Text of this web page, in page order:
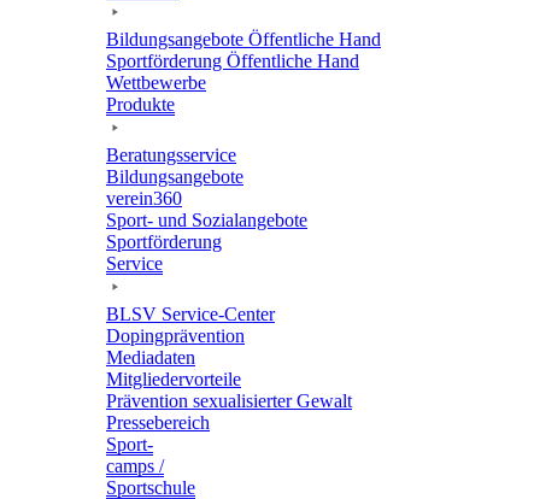
Bildungs­an­ge­bote Öffent­li­che Hand
Sport­för­de­rung Öffent­li­che Hand
Wett­be­werbe
Produkte
Bera­tungs­ser­vice
Bildungs­an­ge­bote
verein360
Sport- und Sozialangebote
Sport­för­de­rung
Service
BLSV Service-Center
Doping­prä­ven­tion
Media­da­ten
Mitglie­der­vor­teile
Präven­tion sexua­li­sier­ter Gewalt
Pres­se­be­reich
Sport­
camps /
Sportschule